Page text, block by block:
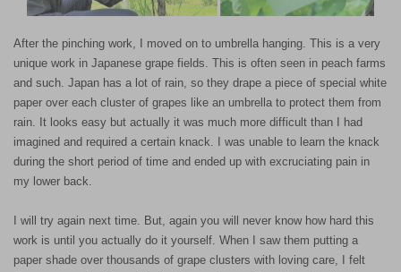
After the pinching work, I moved on to umbrella hanging. This is a very
unique work in Japanese grape fields. This is often seen in peach farms
and such. Japan has a lot of rain, so they drape a piece of special white
paper over each cluster of grapes like an umbrella to protect them from
rain. It looks easy but actually it was much more difficult than I had
imagined and required a certain knack. I was unable to learn the knack
during the short period of time and ended up with excruciating pain in
my lower back.
I will try again next time. But, again you will never know how hard this
work is until you actually do it yourself. When I saw them putting a
paper shade over thousands of grape clusters with loving care, I felt